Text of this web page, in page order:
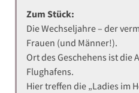
Zum Stück:
Die Wechseljahre – der
Frauen (und Männer!).
Ort des Geschehens ist die
Flughafens.
Hier treffen die „Ladies im